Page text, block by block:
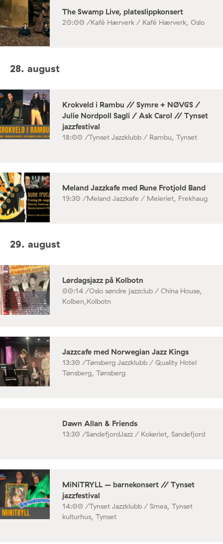
The Swamp Live, plateslippkonsert
20:00 /Kafé Hærverk / Kafé Hærverk, Oslo
28. august
Krokveld i Rambu // Symre + NØVGS /
Julie Nordpoll Sagli / Ask Carol // Tynset
jazzfestival
18:00 /Tynset Jazzklubb / Rambu, Tynset
Meland Jazzkafe med Rune Frotjold Band
19:30 /Meland Jazzkafe / Meieriet, Frekhaug
29. august
Lørdagsjazz på Kolbotn
00:14 /Oslo søndre jazzclub / China House,
Kolben,Kolbotn
Jazzcafe med Norwegian Jazz Kings
13:30 /Tønsberg Jazzklubb / Quality Hotel
Tønsberg, Tønsberg
Dawn Allan & Friends
13:30 /SandefjordJazz / Kokeriet, Sandefjord
MiNiTRYLL – barnekonsert // Tynset
jazzfestival
14:00 /Tynset Jazzklubb / Smea, Tynset
kulturhus, Tynset